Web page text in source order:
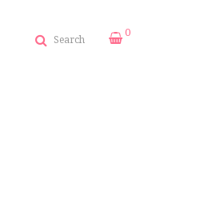
0
Search